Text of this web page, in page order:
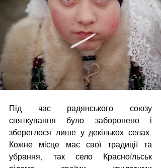
Під час радянського союзу
святкування було заборонено і
збереглося лише у декількох селах.
Кожне місце має свої традиції та
убрання, так село Красноїльськ